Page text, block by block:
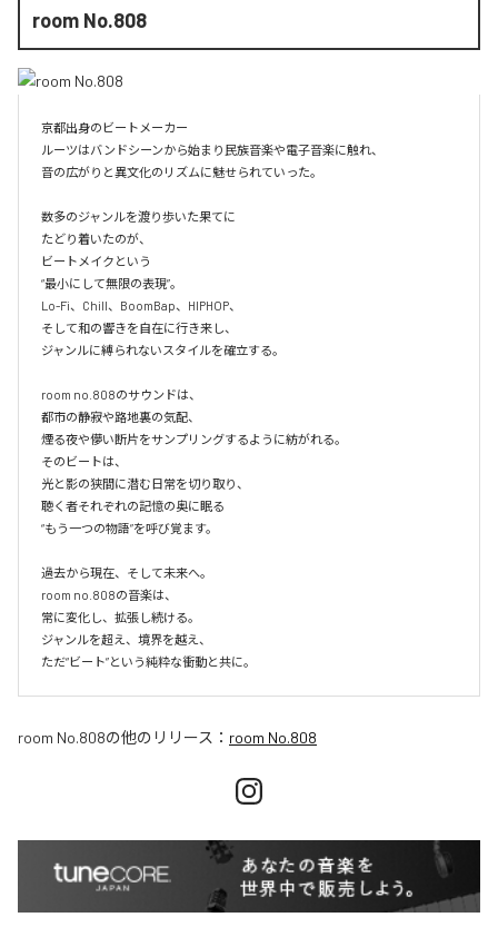
room No.808
京都出身のビートメーカー
ルーツはバンドシーンから始まり民族音楽や電子音楽に触れ、
音の広がりと異文化のリズムに魅せられていった。
数多のジャンルを渡り歩いた果てに
たどり着いたのが、
ビートメイクという
“最小にして無限の表現”。
Lo-Fi、Chill、BoomBap、HIPHOP、
そして和の響きを自在に行き来し、
ジャンルに縛られないスタイルを確立する。
room no.808のサウンドは、
都市の静寂や路地裏の気配、
煙る夜や儚い断片をサンプリングするように紡がれる。
そのビートは、
光と影の狭間に潜む日常を切り取り、
聴く者それぞれの記憶の奥に眠る
“もう一つの物語”を呼び覚ます。
過去から現在、そして未来へ。
room no.808の音楽は、
常に変化し、拡張し続ける。
ジャンルを超え、境界を越え、
room No.808の他のリリース： room No.808